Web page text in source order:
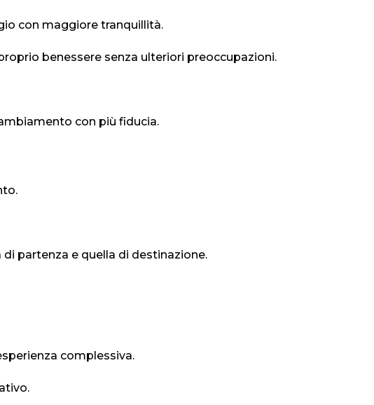
con maggiore tranquillità.
benessere senza ulteriori preoccupazioni.
con più fiducia.
partenza e quella di destinazione.
complessiva.